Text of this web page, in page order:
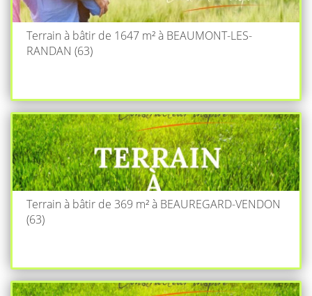
Terrain à bâtir de 1647 m² à BEAUMONT-LES-
RANDAN (63)
Terrain à bâtir de 369 m² à BEAUREGARD-VENDON
(63)